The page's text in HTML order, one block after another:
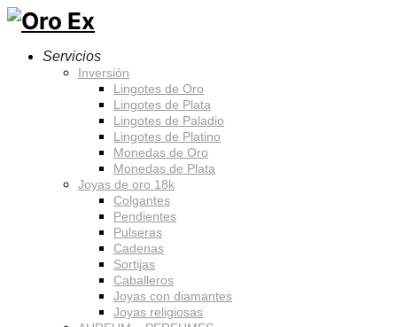
Servicios
Inversión
Lingotes de Oro
Lingotes de Plata
Lingotes de Paladio
Lingotes de Platino
Monedas de Oro
Monedas de Plata
Joyas de oro 18k
Colgantes
Pendientes
Pulseras
Cadenas
Sortijas
Caballeros
Joyas con diamantes
Joyas religiosas